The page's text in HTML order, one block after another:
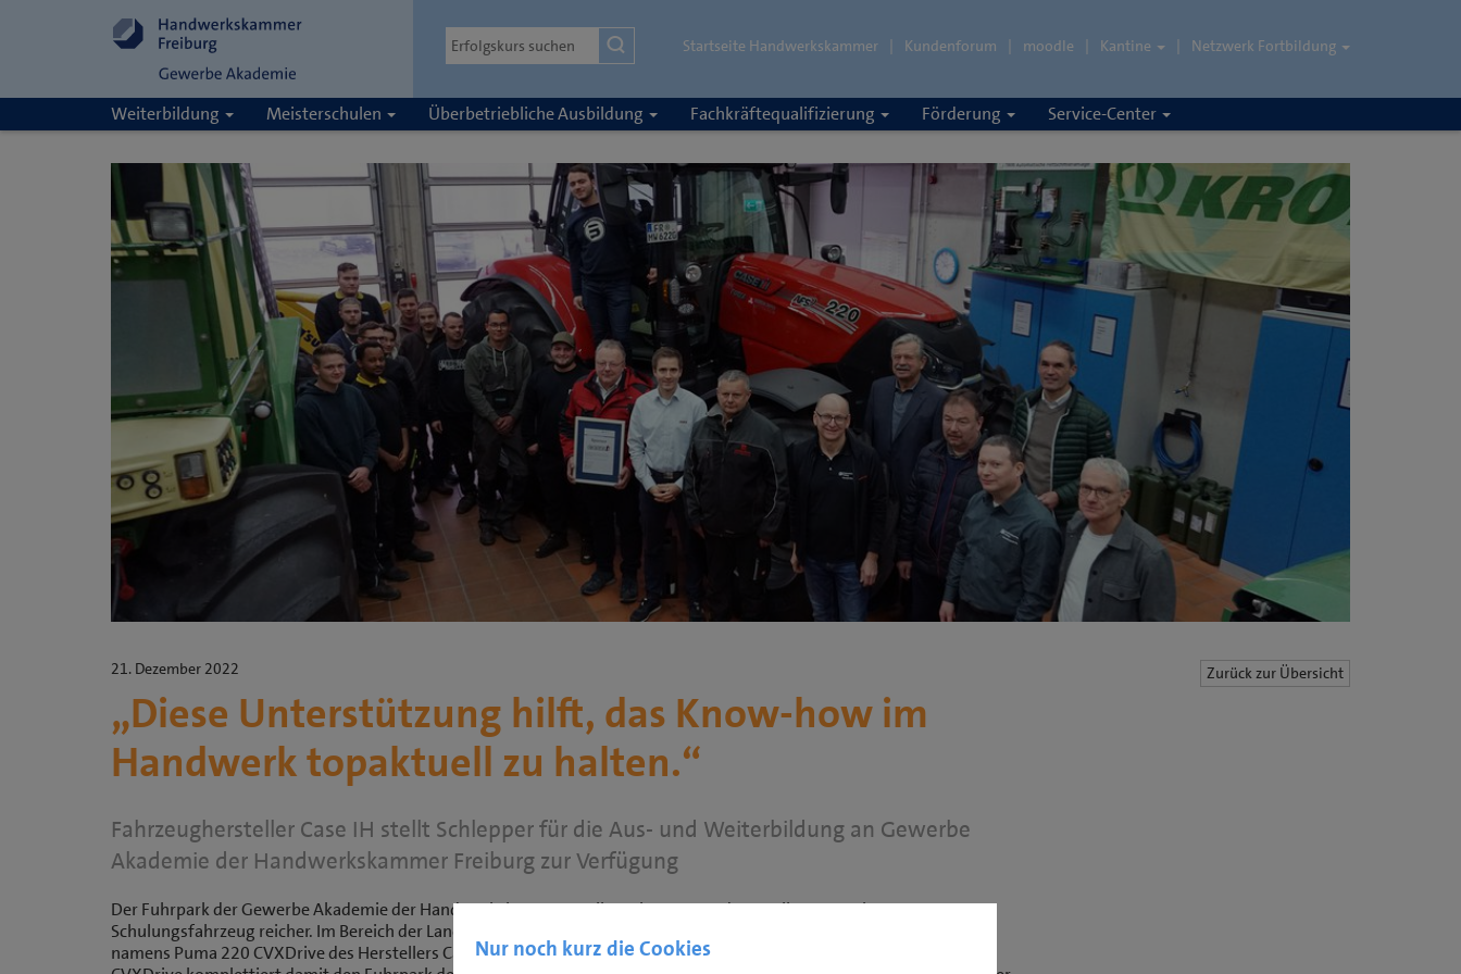
Startseite Handwerkskammer Kundenforum moodle Kantine Netzwerk Fortbildung
Weiterbildung Meisterschulen Überbetriebliche Ausbildung Fachkräftequalifizierung Förderung Service-Center
21. Dezember 2022
„Diese Unterstützung hilft, das Know-how im
Handwerk topaktuell zu halten.“
Zurück zur Übersicht
Fahrzeughersteller Case IH stellt Schlepper für die Aus- und Weiterbildung an Gewerbe
Akademie der Handwerkskammer Freiburg zur Verfügung
Der Fuhrpark der Gewerbe Akademie der Handwerkskammer Freiburg ist am Standort Freiburg um ein neues
Schulungsfahrzeug reicher. Im Bereich der Land- und Baumaschinentechnik kann ab sofort ein neuwertiger Schlepper
namens Puma 220 CVXDrive des Herstellers Case IH von Lehrenden und Lernenden genutzt werden. Der Puma 220
Nur noch kurz die Cookies